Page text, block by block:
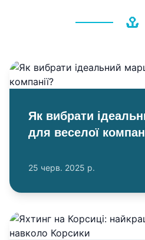
Як вибрати
для веселої
25 черв. 2025 р.